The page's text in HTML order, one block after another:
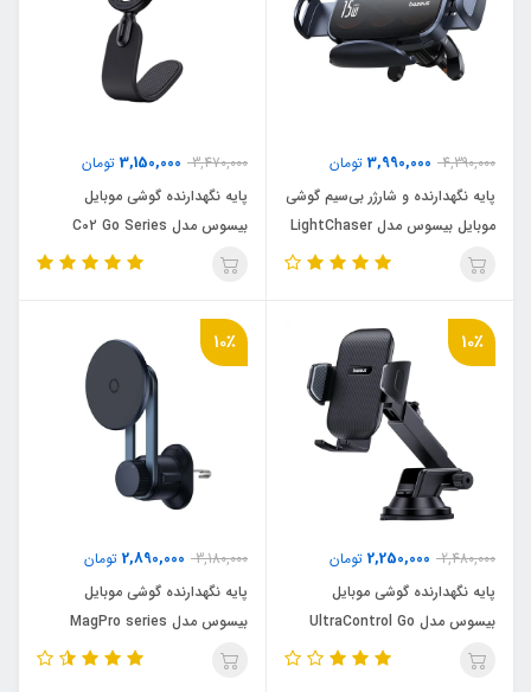
4,390,000
3,990,000 تومان
پایه نگهدارنده و شارژر بی‌سیم گوشی
موبایل بیسوس مدل LightChaser
BS-CM029
3,470,000
3,150,000 تومان
پایه نگهدارنده گوشی موبایل
بیسوس مدل C02 Go Series
10٪
2,480,000
2,250,000 تومان
پایه نگهدارنده گوشی موبایل
بیسوس مدل UltraControl Go
Series BS-CM025
10٪
3,180,000
2,890,000 تومان
پایه نگهدارنده گوشی موبایل
بیسوس مدل MagPro series